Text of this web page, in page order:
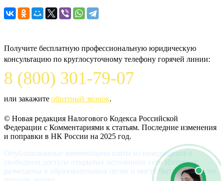
Получите бесплатную профессиональную юридическую
консультацию по круглосуточному телефону горячей линии:
8 (800) 301-79-07
или закажите обратный звонок.
© Новая редакция Налогового Кодекса Российской
Федерации c Комментариями к статьям. Последние изменения
и поправки в НК России на 2025 год.
Опубликованные комментарии взяты из находящихся в
свободном доступе открытых источниках сети Интернет,
размещены в образовательных целях и могут быть удалены по